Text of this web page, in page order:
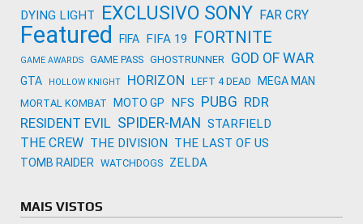
DYING LIGHT EXCLUSIVO SONY FAR CRY
Featured FIFA FIFA 19 FORTNITE
GAME AWARDS GAME PASS GHOSTRUNNER GOD OF WAR
GTA HOLLOW KNIGHT HORIZON LEFT 4 DEAD MEGA MAN
MORTAL KOMBAT MOTO GP NFS PUBG RDR
RESIDENT EVIL SPIDER-MAN STARFIELD
THE CREW THE DIVISION THE LAST OF US
TOMB RAIDER WATCHDOGS ZELDA
MAIS VISTOS